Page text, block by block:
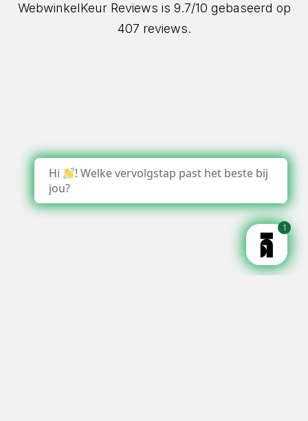
WebwinkelKeur Reviews is 9.7/10 gebaseerd op
407 reviews.
Hi
! Welke vervolgstap past het beste bij
jou?
1